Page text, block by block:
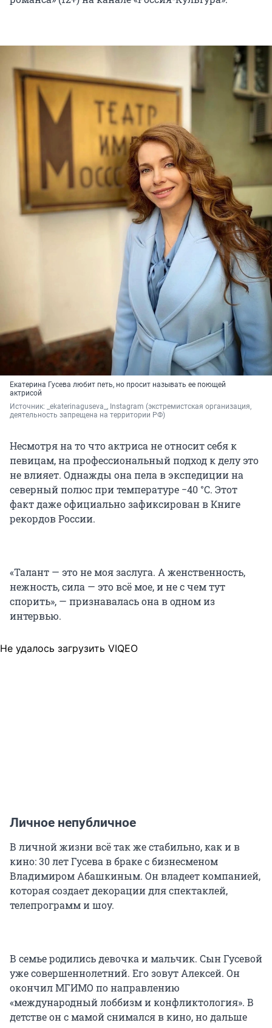
Екатерина Гусева любит петь, но просит называть ее поющей
актрисой
Источник:
_ekaterinaguseva_, Instagram (экстремистская организация,
деятельность запрещена на территории РФ)
Несмотря на то что актриса не относит себя к
певицам, на профессиональный подход к делу это
не влияет. Однажды она пела в экспедиции на
северный полюс при температуре −40 °C. Этот
факт даже официально зафиксирован в Книге
рекордов России.
«Талант — это не моя заслуга. А женственность,
нежность, сила — это всё мое, и не с чем тут
спорить», — признавалась она в одном из
интервью.
Не удалось загрузить VIQEO
Личное непубличное
В личной жизни всё так же стабильно, как и в
кино: 30 лет Гусева в браке с бизнесменом
Владимиром Абашкиным. Он владеет компанией,
которая создает декорации для спектаклей,
телепрограмм и шоу.
В семье родились девочка и мальчик. Сын Гусевой
уже совершеннолетний. Его зовут Алексей. Он
окончил МГИМО по направлению
«международный лоббизм и конфликтология». В
детстве он с мамой снимался в кино, но дальше